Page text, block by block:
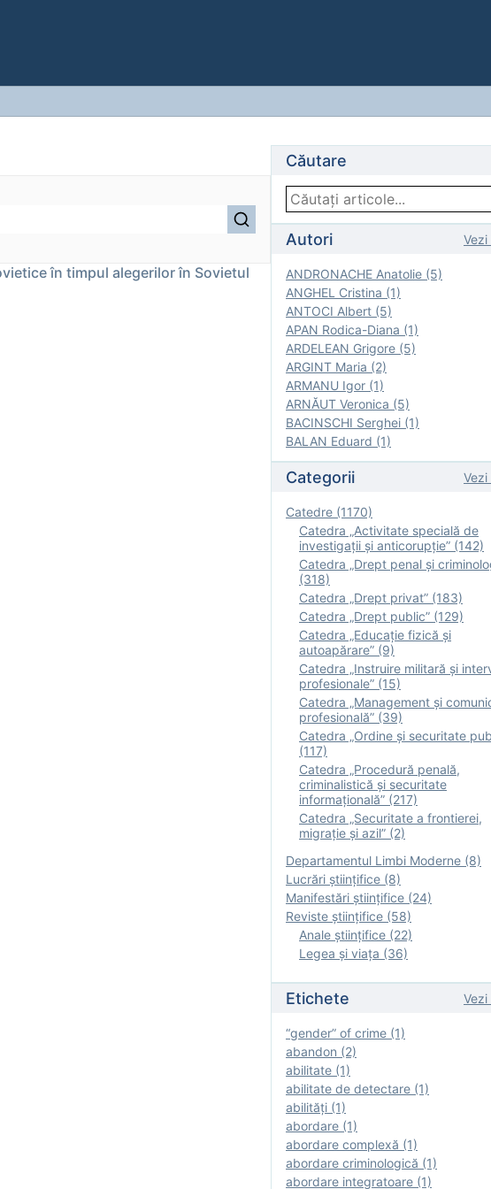
în timpul alegerilor în Sovietul
Căutare
Autori
ANDRONACHE Anatolie (5)
ANGHEL Cristina (1)
ANTOCI Albert (5)
APAN Rodica-Diana (1)
ARDELEAN Grigore (5)
ARGINT Maria (2)
ARMANU Igor (1)
ARNĂUT Veronica (5)
BACINSCHI Serghei (1)
BALAN Eduard (1)
Categorii
Catedre (1170)
Catedra „Activitate specială de
investigaţii şi anticorupție” (142)
Catedra „Drept penal și
(318)
Catedra „Drept privat” (183)
Catedra „Drept public” (129)
Catedra „Educație fizică şi
autoapărare” (9)
Catedra „Instruire militară şi
profesionale” (15)
Catedra „Management și
profesională” (39)
Catedra „Ordine și securitate
(117)
Catedra „Procedură penală,
criminalistică și securitate
informațională” (217)
Catedra „Securitate a frontierei,
migrație și azil” (2)
Departamentul Limbi Moderne (8)
Lucrări științifice (8)
Manifestări ştiinţifice (24)
Reviste ştiinţifice (58)
Anale ştiinţifice (22)
Legea şi viaţa (36)
Etichete
“gender” of crime (1)
abandon (2)
abilitate (1)
abilitate de detectare (1)
abilităţi (1)
abordare (1)
abordare complexă (1)
abordare criminologică (1)
abordare integratoare (1)